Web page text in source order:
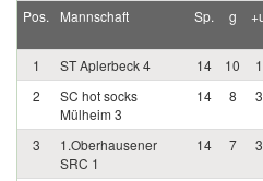
Pos. Mannschaft Sp. g
1
ST Aplerbeck 4 14 10 1
2
SC hot socks
Mülheim 3
14 8 3
3
1.Oberhausener
SRC 1
14 7 3